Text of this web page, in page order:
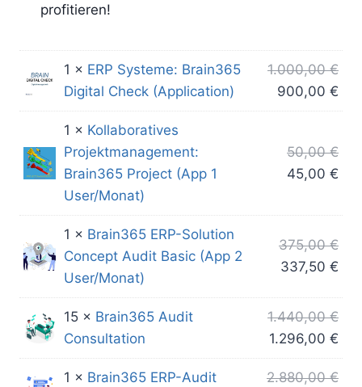
profitieren!
1 × ERP Systeme: Brain365
Digital Check (Application)
1.000,00€
Preis
1.000,00 €
900,00 €
1 × Kollaboratives
Projektmanagement:
Brain365 Project (App 1
User/Monat)
50,00€
45,00 €
ist:
1 × Brain365 ERP-Solution
Concept Audit Basic (App 2
User/Monat)
375,00€
337,50 €
15 × Brain365 Audit
Consultation
1.440,00€
Ursprünglicher
Preis
war:
1.296,00 €
ist:
1 × Brain365 ERP-Audit 2.880,00€